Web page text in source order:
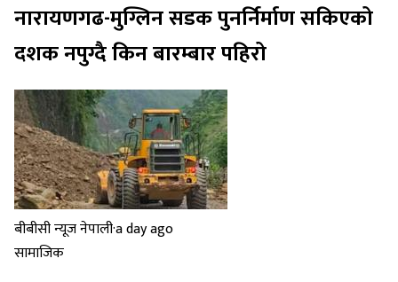
नारायणगढ-मुग्लिन सडक पुनर्निर्माण सकिएको
दशक नपुग्दै किन बारम्बार पहिरो
बीबीसी न्यूज नेपाली·a day ago
सामाजिक